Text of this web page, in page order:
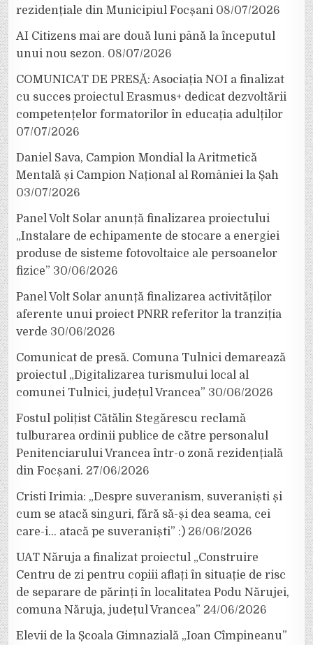
rezidențiale din Municipiul Focșani 08/07/2026
AI Citizens mai are două luni până la începutul
unui nou sezon. 08/07/2026
COMUNICAT DE PRESĂ: Asociația NOI a finalizat
cu succes proiectul Erasmus+ dedicat dezvoltării
competențelor formatorilor în educația adulților
07/07/2026
Daniel Sava, Campion Mondial la Aritmetică
Mentală și Campion Național al României la Șah
03/07/2026
Panel Volt Solar anunță finalizarea proiectului
„Instalare de echipamente de stocare a energiei
produse de sisteme fotovoltaice ale persoanelor
fizice” 30/06/2026
Panel Volt Solar anunță finalizarea activităților
aferente unui proiect PNRR referitor la tranziția
verde 30/06/2026
Comunicat de presă. Comuna Tulnici demarează
proiectul „Digitalizarea turismului local al
comunei Tulnici, județul Vrancea” 30/06/2026
Fostul polițist Cătălin Stegărescu reclamă
tulburarea ordinii publice de către personalul
Penitenciarului Vrancea într-o zonă rezidențială
din Focșani. 27/06/2026
Cristi Irimia: „Despre suveranism, suveraniști și
cum se atacă singuri, fără să-și dea seama, cei
care-i… atacă pe suveraniști” :) 26/06/2026
UAT Năruja a finalizat proiectul „Construire
Centru de zi pentru copiii aflați în situație de risc
de separare de părinți în localitatea Podu Nărujei,
comuna Năruja, județul Vrancea” 24/06/2026
Elevii de la Școala Gimnazială „Ioan Cîmpineanu”